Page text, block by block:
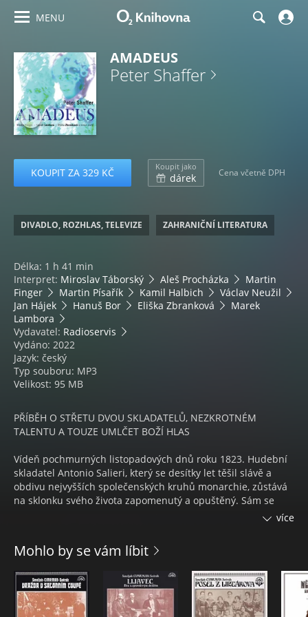
MENU
AMADEUS
Peter Shaffer
KOUPIT ZA 329 KČ Koupit jako
dárek Cena včetně DPH
DIVADLO, ROZHLAS, TELEVIZE ZAHRANIČNÍ LITERATURA
Délka: 1 h 41 min
Interpret: Miroslav Táborský Aleš Procházka
Martin
Finger
Martin Písařík Kamil Halbich
Václav Neužil
Jan Hájek
Hanuš Bor Eliška Zbranková
Marek
Lambora
Vydavatel: Radioservis
Vydáno: 2022
Jazyk: český
Typ souboru: MP3
Velikost: 95 MB
PŘÍBĚH O STŘETU DVOU SKLADATELŮ, NEZKROTNÉM
TALENTU A TOUZE UMLČET BOŽÍ HLAS
Vídeň pochmurných listopadových dnů roku 1823. Hudební
skladatel Antonio Salieri, který se desítky let těšil slávě a
obdivu nejvyšších společenských kruhů monarchie, zůstává
na sklonku svého života zapomenutý a opuštěný. Sám se
jedinou touhu, skládat hudbu ke slávě Boží. A skutečně mohl
žít a komponovat kolébán sladkým vědomím přízně
Stvořitele – získal místo u císařského dvora a tvorba mu
přinášela peníze i uznání. Dokud se neobjevil Mozart.
Nafoukané, nezralé děcko, obscénní živočich, který kašle na
více
Mohlo by se vám líbit